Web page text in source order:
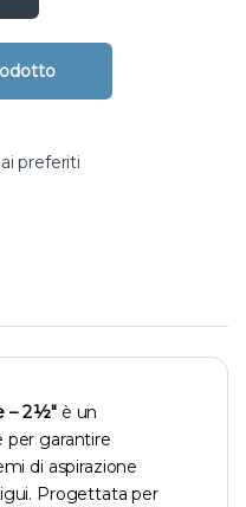
preferiti
– 2 ½″è un
garantire
di aspirazione
Progettata per